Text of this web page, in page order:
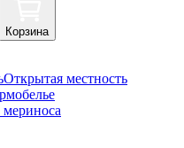
Корзина
Открытая местность